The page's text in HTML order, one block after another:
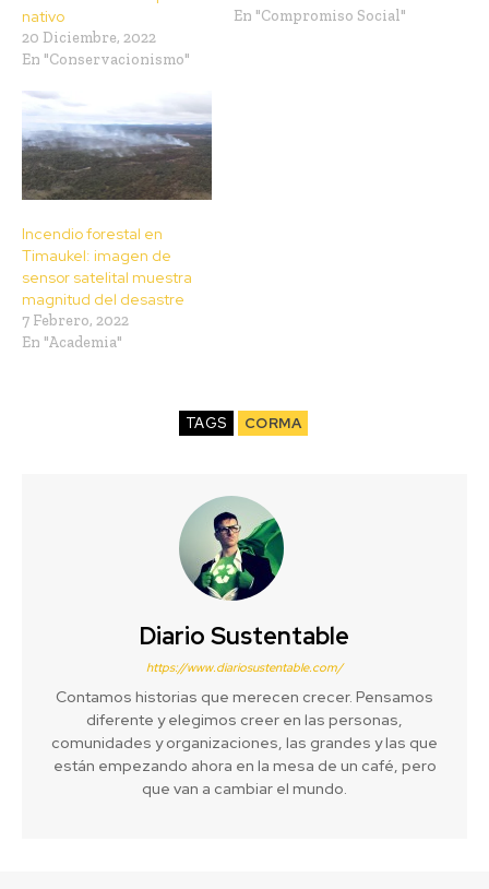
nativo
20 Diciembre, 2022
En "Conservacionismo"
En "Compromiso Social"
Incendio forestal en
Timaukel: imagen de
sensor satelital muestra
magnitud del desastre
7 Febrero, 2022
En "Academia"
TAGS CORMA
Diario Sustentable
https://www.diariosustentable.com/
Contamos historias que merecen crecer. Pensamos
diferente y elegimos creer en las personas,
comunidades y organizaciones, las grandes y las que
están empezando ahora en la mesa de un café, pero
que van a cambiar el mundo.